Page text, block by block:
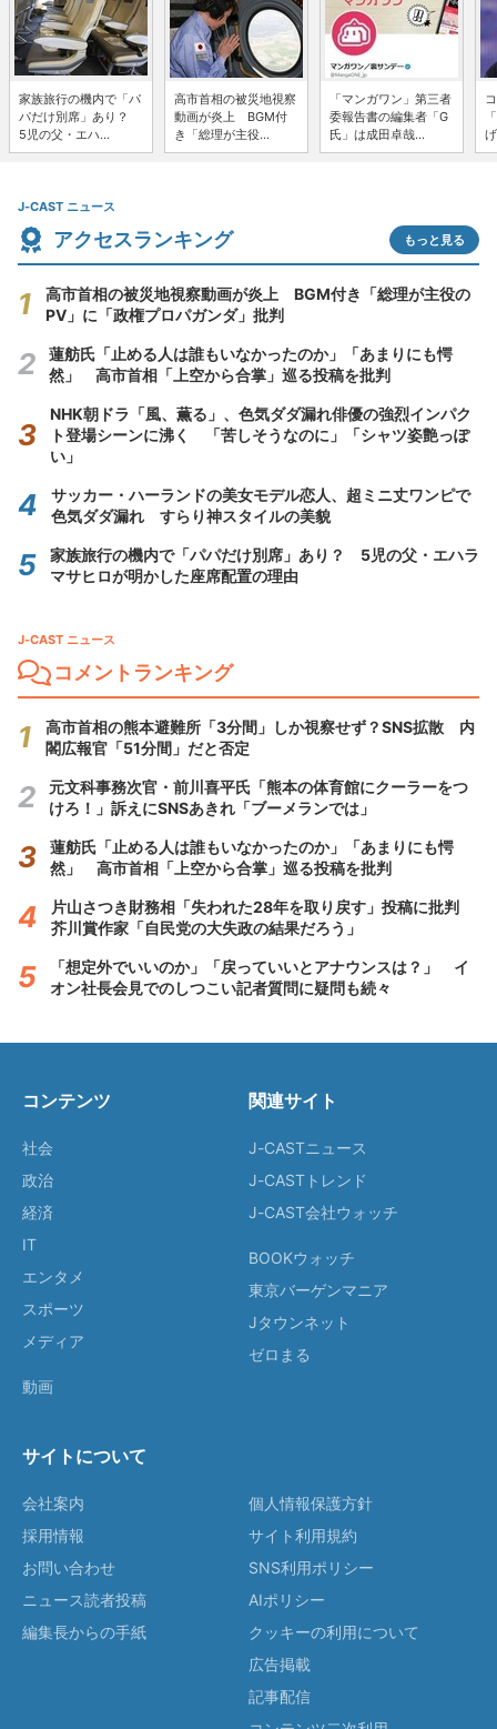
家族旅行の機内で「パ
パだけ別席」あり？
5児の父・エハ...
高市首相の被災地視察
動画が炎上 BGM付
き「総理が主役...
「マンガワン」第三者
委報告書の編集者「G
氏」は成田卓哉...
J-CAST ニュース
アクセスランキング もっと見る
高市首相の被災地視察動画が炎上 BGM付き「総理が主役の
PV」に「政権プロパガンダ」批判
蓮舫氏「止める人は誰もいなかったのか」「あまりにも愕
然」 高市首相「上空から合掌」巡る投稿を批判
NHK朝ドラ「風、薫る」、色気ダダ漏れ俳優の強烈インパク
ト登場シーンに沸く 「苦しそうなのに」「シャツ姿艶っぽ
い」
サッカー・ハーランドの美女モデル恋人、超ミニ丈ワンピで
色気ダダ漏れ すらり神スタイルの美貌
家族旅行の機内で「パパだけ別席」あり？ 5児の父・エハラ
マサヒロが明かした座席配置の理由
J-CAST ニュース
コメントランキング
高市首相の熊本避難所「3分間」しか視察せず？SNS拡散 内
閣広報官「51分間」だと否定
元文科事務次官・前川喜平氏「熊本の体育館にクーラーをつ
けろ！」訴えにSNSあきれ「ブーメランでは」
蓮舫氏「止める人は誰もいなかったのか」「あまりにも愕
然」 高市首相「上空から合掌」巡る投稿を批判
片山さつき財務相「失われた28年を取り戻す」投稿に批判
芥川賞作家「自民党の大失政の結果だろう」
「想定外でいいのか」「戻っていいとアナウンスは？」 イ
オン社長会見でのしつこい記者質問に疑問も続々
コンテンツ
社会
政治
経済
IT
エンタメ
スポーツ
メディア
動画
関連サイト
J-CASTニュース
J-CASTトレンド
J-CAST会社ウォッチ
BOOKウォッチ
東京バーゲンマニア
Jタウンネット
ゼロまる
サイトについて
会社案内
採用情報
お問い合わせ
ニュース読者投稿
編集長からの手紙
個人情報保護方針
サイト利用規約
SNS利用ポリシー
AIポリシー
クッキーの利用について
広告掲載
記事配信